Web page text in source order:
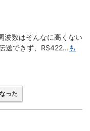
波数はそんなに高くない
送できず、RS422...も
った